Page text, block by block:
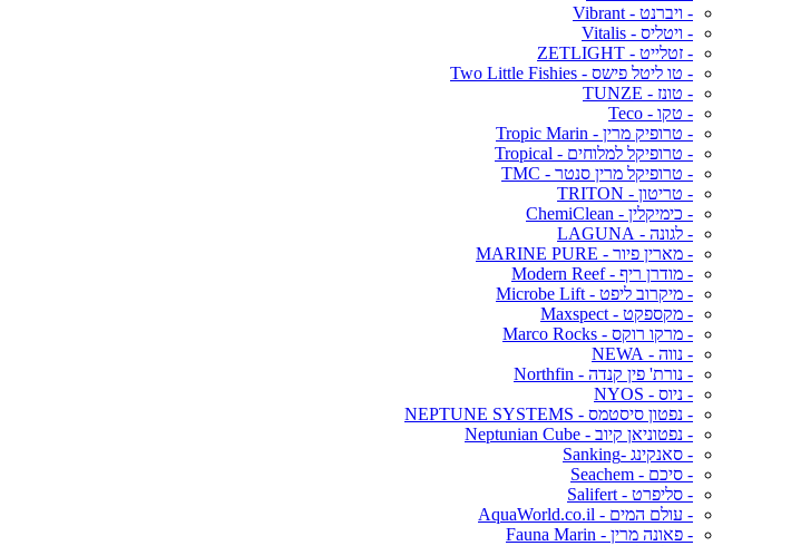
- ויברנט - Vibrant
- ויטליס - Vitalis
- זטלייט - ZETLIGHT
- טו ליטל פישס - Two Little Fishies
- טונז - TUNZE
- טקו - Teco
- טרופיק מרין - Tropic Marin
- טרופיקל למלוחים - Tropical
- טרופיקל מרין סנטר - TMC
- טריטון - TRITON
- כימיקלין - ChemiClean
- לגונה - LAGUNA
- מארין פיור - MARINE PURE
- מודרן ריף - Modern Reef
- מיקרוב ליפט - Microbe Lift
- מקספקט - Maxspect
- מרקו רוקס - Marco Rocks
- נווה - NEWA
- נורת' פין קנדה - Northfin
- ניוס - NYOS
- נפטון סיסטמס - NEPTUNE SYSTEMS
- נפטוניאן קיוב - Neptunian Cube
- סאנקינג -Sanking
- סיכם - Seachem
- סליפרט - Salifert
- עולם המים - AquaWorld.co.il
- פאונה מרין - Fauna Marin